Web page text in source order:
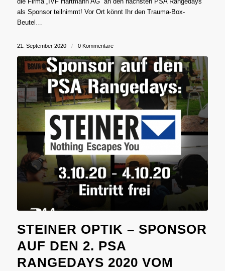
als Sponsor teilnimmt! Vor Ort könnt Ihr den Trauma-Box-
Beutel…
21. September 2020 / 0 Kommentare
STEINER OPTIK – SPONSOR
AUF DEN 2. PSA
RANGEDAYS 2020 VOM